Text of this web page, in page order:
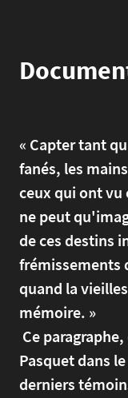
« Capter tant
fanés, les
ceux qui ont vu
ne peut
de ces destins
frémissements
quand la
mémoire. »
Ce
Pasquet dans
derniers